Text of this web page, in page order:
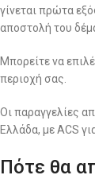
γίνεται πρώτα
αποστολή του
Μπορείτε να
περιοχή σας.
Οι παραγγελίες
Ελλάδα, με ACS
Πότε θα